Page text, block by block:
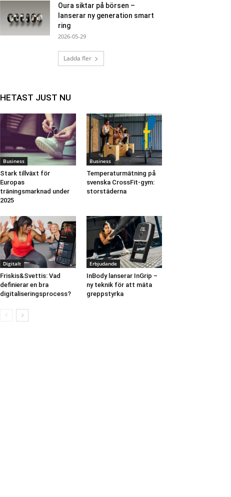
Oura siktar på börsen –
lanserar ny generation smart
ring
2026-05-29
Ladda fler
HETAST JUST NU
Business
Stark tillväxt för
Europas
träningsmarknad under
2025
Business
Temperaturmätning på
svenska CrossFit-gym:
storstäderna
Digitalt
Friskis&Svettis: Vad
definierar en bra
digitaliseringsprocess?
Erbjudande
InBody lanserar InGrip –
ny teknik för att mäta
greppstyrka